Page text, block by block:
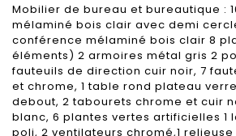
Mobilier de bureau et bureautique :
mélaminé bois clair avec demi
conférence mélaminé bois clair 8
éléments) 2 armoires métal gris 2
fauteuils de direction cuir noir, 7
et chrome, 1 table rond plateau
debout, 2 tabourets chrome et cuir
blanc, 6 plantes vertes artificielles 1
poli, 2 ventilateurs chromé,1 relieuse